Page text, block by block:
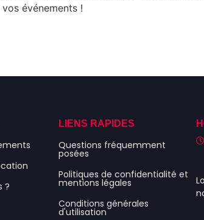
événements !
?
LIENS RAPIDES
Questions fréquemment
posées
Politiques de confidentialité et
mentions légales
Conditions générales
d'utilisation